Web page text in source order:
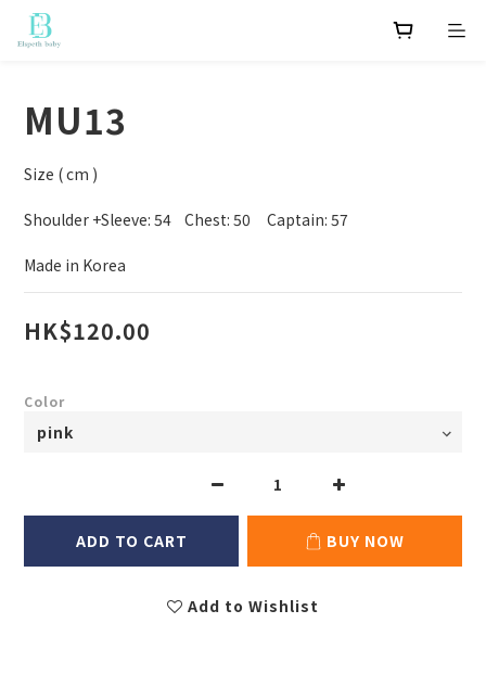
MU13
Size ( cm )
Shoulder +Sleeve: 54    Chest: 50     Captain: 57
Made in Korea
HK$120.00
Color
ADD TO CART BUY NOW
Add to Wishlist